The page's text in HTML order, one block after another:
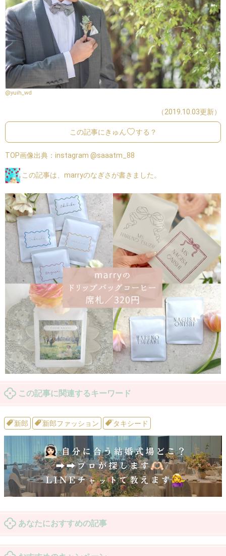
@yuih_wd
（2019.10.03更新）
この記事にきゅん する？
TOP画像出典： instagram @saaatm_88
この記事は、marryのなぎさが書きました。
この記事に関連するキーワード
新郎 新郎ファッション タキシード
あなたにおすすめの記事